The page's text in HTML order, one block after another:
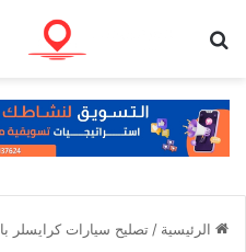
الرئيسية / تصليح سيارات كرايسلر